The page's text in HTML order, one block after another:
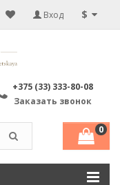
$
Вход
+375 (33) 333-80-08
Заказать звонок
0